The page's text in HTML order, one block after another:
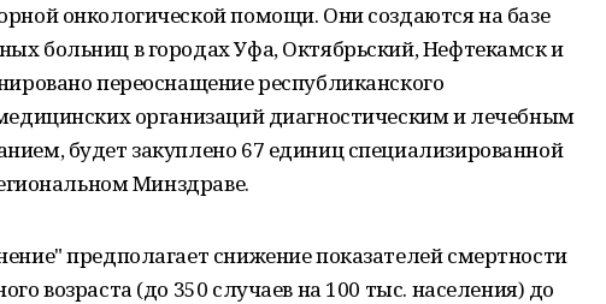
онкологической помощи. Они создаются на базе
больниц в городах Уфа, Октябрьский, Нефтекамск и
переоснащение республиканского
организаций диагностическим и лечебным
будет закуплено 67 единиц специализированной
Минздраве.
предполагает снижение показателей смертности
возраста (до 350 случаев на 100 тыс. населения) до